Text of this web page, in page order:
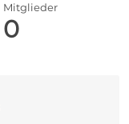
Mitglieder
0